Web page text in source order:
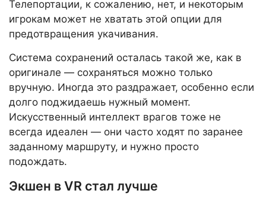
Телепортации, к сожалению, нет, и некоторым
игрокам может не хватать этой опции для
предотвращения укачивания.
Система сохранений осталась такой же, как в
оригинале — сохраняться можно только
вручную. Иногда это раздражает, особенно если
долго поджидаешь нужный момент.
Искусственный интеллект врагов тоже не
всегда идеален — они часто ходят по заранее
заданному маршруту, и нужно просто
подождать.
Экшен в VR стал лучше